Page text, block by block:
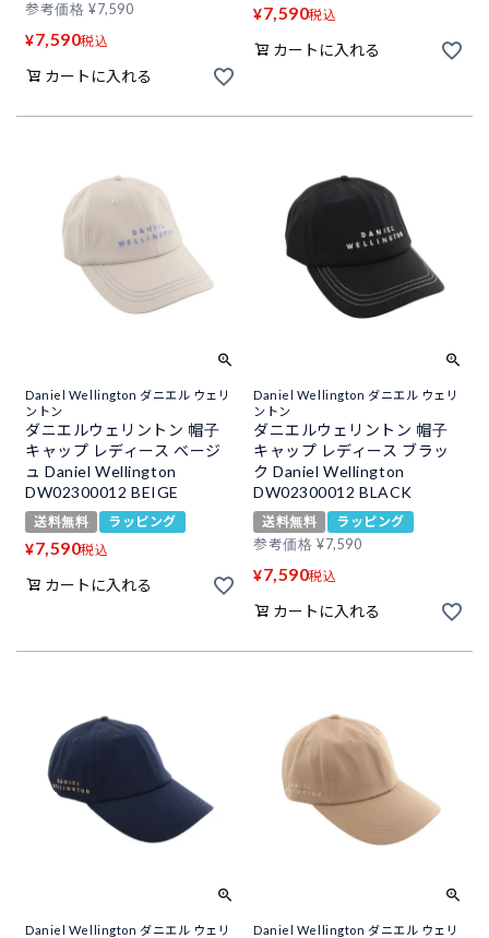
参考価格 ¥7,590
¥7,590税込
カートに入れる
¥7,590税込
カートに入れる
Daniel Wellington ダニエル ウェリ
ントン
ダニエルウェリントン 帽子
キャップ レディース ベージ
ュ Daniel Wellington
DW02300012 BEIGE
送料無料 ラッピング
¥7,590税込
カートに入れる
Daniel Wellington ダニエル ウェリ
ントン
ダニエルウェリントン 帽子
キャップ レディース ブラッ
ク Daniel Wellington
DW02300012 BLACK
送料無料
ラッピング
参考価格 ¥7,590
¥7,590税込
カートに入れる
Daniel Wellington ダニエル ウェリ
Daniel Wellington ダニエル ウェリ